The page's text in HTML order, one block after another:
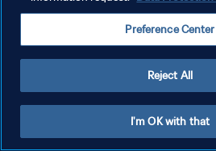
Preference Center
Reject All
I'm OK with that